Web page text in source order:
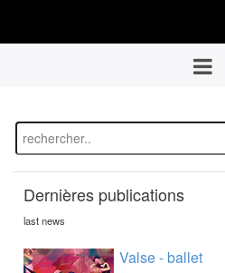
Dernières publications
last news
Valse - ballet